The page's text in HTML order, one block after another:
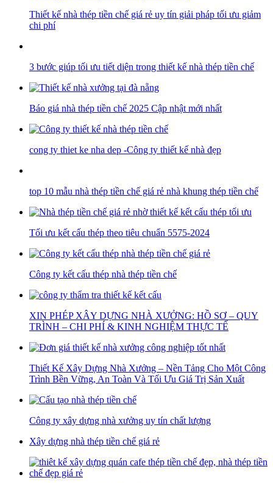
Thiết kế nhà thép tiền chế giá rẻ uy tín giải pháp tối ưu giảm
chi phí
3 bước giúp tối ưu tiết diện trong thiết kế nhà thép tiền chế
Báo giá nhà thép tiền chế 2025 Cập nhật mới nhất
cong ty thiet ke nha dep -Công ty thiết kế nhà đẹp
top 10 mẫu nhà thép tiền chế giá rẻ nhà khung thép tiền chế
Tối ưu kết cấu thép theo tiêu chuẩn 5575-2024
Công ty kết cấu thép nhà thép tiền chế
XIN PHÉP XÂY DỰNG NHÀ XƯỞNG: HỒ SƠ – QUY
TRÌNH – CHI PHÍ & KINH NGHIỆM THỰC TẾ
Thiết Kế Xây Dựng Nhà Xưởng – Nền Tảng Cho Một Công
Trình Bền Vững, An Toàn Và Tối Ưu Giá Trị Sản Xuất
Công ty xây dựng nhà xưởng uy tín chất lượng
Xây dựng nhà thép tiền chế giá rẻ